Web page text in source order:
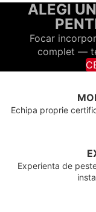
ALEGI
Focar
complet —
Echipa proprie
Experienta de